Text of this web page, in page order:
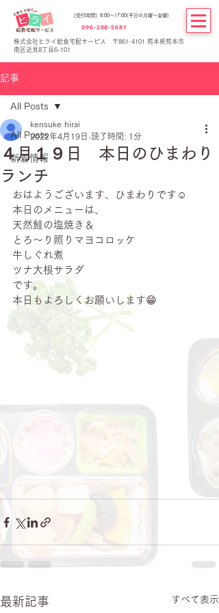
[受付時間] 8:00～17:00(平日の月曜～金曜)
096-288-5681
株式会社ヒライ給食宅配サービス 〒861-4101 熊本県熊本市
南区近見8丁目6-101
記事
All Posts
新着情報
All Posts
４月１９日 本日のひまわり
ランチ
kensuke hirai
2022年4月19日 読了時間: 1分
おはようございます、ひまわりです☺
本日のメニューは、
天然鮭の塩焼き＆
とろ～り照りマヨコロッケ
牛しぐれ煮
ツナ大根サラダ
です。
本日もよろしくお願いします😁
最新記事 すべて表示